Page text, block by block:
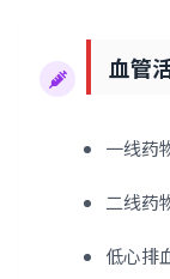
血管
一线药
二线药
低心排